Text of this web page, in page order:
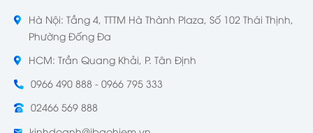
Hà Nội: Tầng 4, TTTM Hà Thành Plaza, Số 102 Thái Thịnh,
Phường Đống Đa
HCM: Trần Quang Khải, P. Tân Định
0966 490 888 - 0966 795 333
02466 569 888